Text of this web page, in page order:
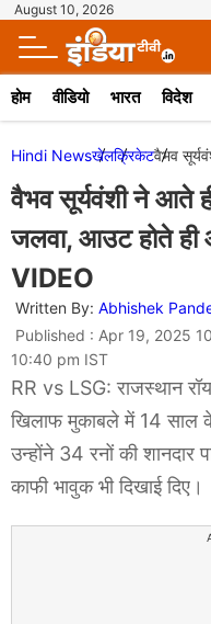
August 10, 2026
होम वीडियो भारत विदेश
Hindi Newsखेलक्रिकेटवैभव
वैभव सूर्यवंशी ने आते
जलवा, आउट होते
VIDEO
Written By: Abhishek
Published : Apr 19, 2025
10:40 pm IST
RR vs LSG: राजस्थान
खिलाफ मुकाबले में 14 साल के
उन्होंने 34 रनों की शानदार
काफी भावुक भी दिखाई दिए।